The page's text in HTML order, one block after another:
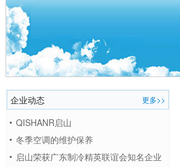
更多>>
企业动态
QISHANR启山
冬季空调的维护保养
启山荣获广东制冷精英联谊会知名企业